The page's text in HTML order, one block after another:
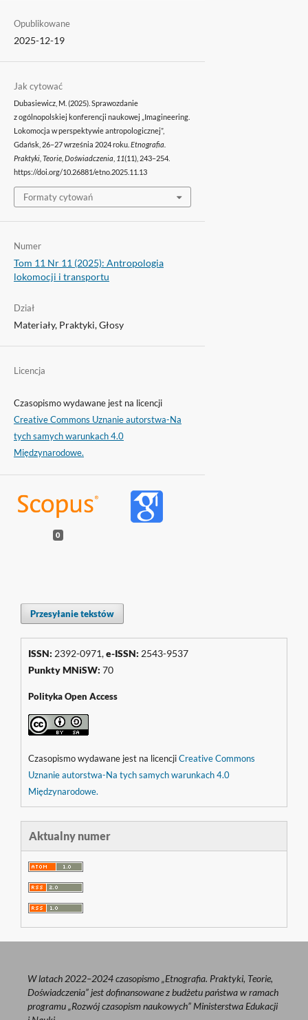
Opublikowane
2025-12-19
Jak cytować
Dubasiewicz, M. (2025). Sprawozdanie
z ogólnopolskiej konferencji naukowej „Imagineering.
Lokomocja w perspektywie antropologicznej”,
Gdańsk, 26–27 września 2024 roku. Etnografia.
Praktyki, Teorie, Doświadczenia 11(11), 243–254.
https://doi.org/10.26881/etno.2025.11.13
Formaty cytowań
Numer
Tom 11 Nr 11 (2025): Antropologia
lokomocji i transportu
Dział
Materiały, Praktyki, Głosy
Licencja
Czasopismo wydawane jest na licencji
Creative Commons Uznanie autorstwa-Na
tych samych warunkach 4.0
Międzynarodowe.
0
Przesyłanie tekstów
ISSN: 2392-0971,e-ISSN: 2543-9537
PunktyMNiSW: 70
Polityka Open Access
Czasopismo wydawane jest na licencjiCreative Commons
Uznanie autorstwa-Na tych samych warunkach 4.0
Międzynarodowe.
Aktualny numer
W latach 2022–2024 czasopismo „Etnografia. Praktyki, Teorie,
Doświadczenia” jest dofinansowane z budżetu państwa w ramach
programu „Rozwój czasopism naukowych” Ministerstwa Edukacji